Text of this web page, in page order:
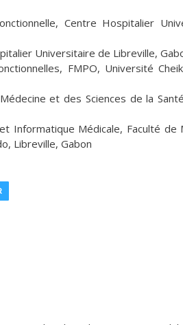
Centre Hospitalier
Universitaire de Libreville,
FMPO, Université
et des Sciences de la
Informatique Médicale, Faculté de
Libreville, Gabon